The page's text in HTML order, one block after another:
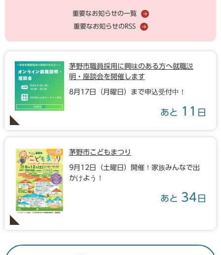
重要なお知らせの一覧
重要なお知らせのRSS
茅野市職員採用に興味のある方へ就職説
明・座談会を開催します
8月17日（月曜日）まで申込受付中！
あと 11 日
茅野市こどもまつり
9月12日（土曜日）開催！家族みんなで出
かけよう！
あと 34 日